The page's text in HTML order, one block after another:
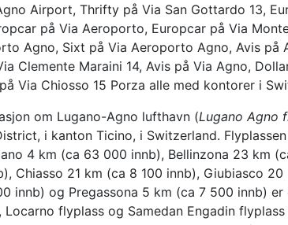
Airport, Thrifty på Via San Gottardo 13,
på Via Aeroporto, Europcar på Via
Agno, Sixt på Via Aeroporto Agno, Avis på
Clemente Maraini 14, Avis på Via Agno,
Via Chiosso 15 Porza alle med kontorer i
om Lugano-Agno lufthavn (Lugano Agno
i kanton Ticino, i Switzerland.
4 km (ca 63 000 innb), Bellinzona 23 km
Chiasso 21 km (ca 8 100 innb), Giubiasco
innb) og Pregassona 5 km (ca 7 500 innb)
Locarno flyplass og Samedan Engadin